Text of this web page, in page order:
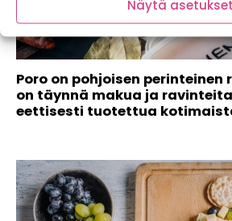
Näytä asetukset
Poro on pohjoisen
on täynnä makua ja
eettisesti tuotettua